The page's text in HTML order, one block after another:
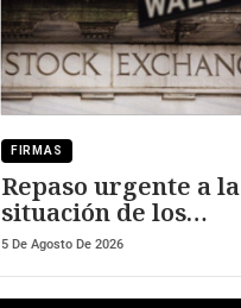
FIRMAS
Repaso urgente a la
situación de los
mercados
5 De Agosto De 2026